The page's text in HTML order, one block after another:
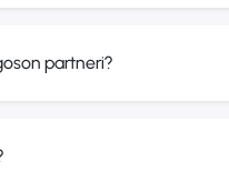
partneri?